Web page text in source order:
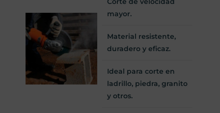
mayor.
Material resistente,
duradero y eficaz.
Ideal para corte en
ladrillo, piedra, granito
y otros.